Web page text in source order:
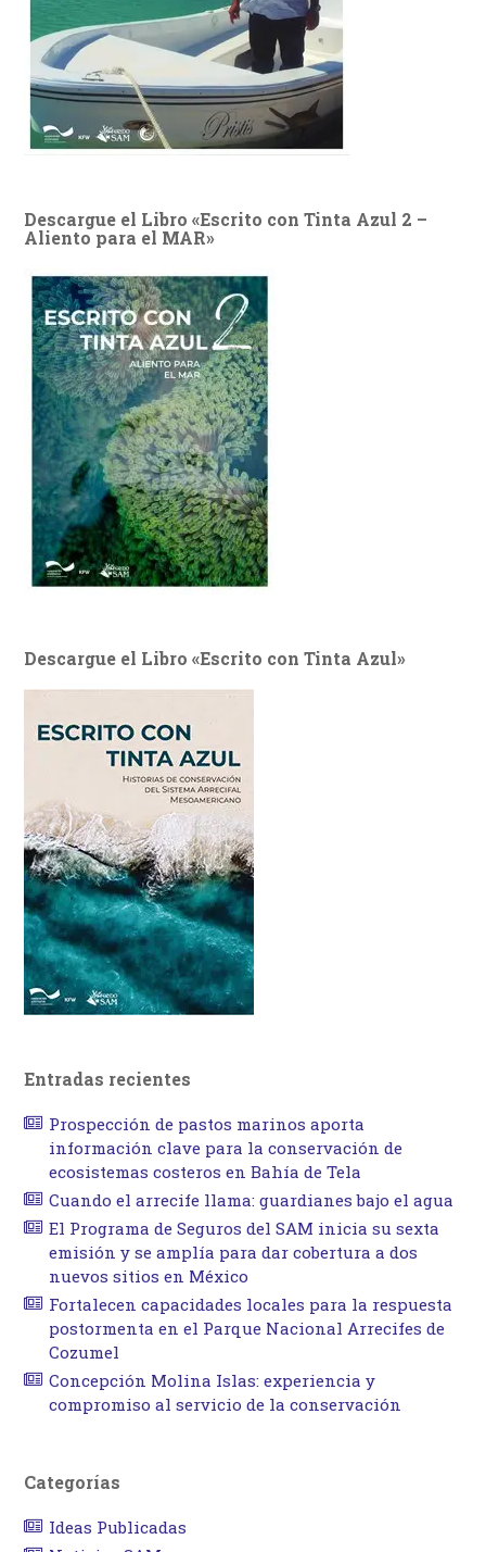
Descargue el Libro «Escrito con Tinta Azul 2 –
Aliento para el MAR»
Descargue el Libro «Escrito con Tinta Azul»
Entradas recientes
Prospección de pastos marinos aporta
información clave para la conservación de
ecosistemas costeros en Bahía de Tela
Cuando el arrecife llama: guardianes bajo el agua
El Programa de Seguros del SAM inicia su sexta
emisión y se amplía para dar cobertura a dos
nuevos sitios en México
Fortalecen capacidades locales para la respuesta
postormenta en el Parque Nacional Arrecifes de
Cozumel
Concepción Molina Islas: experiencia y
compromiso al servicio de la conservación
Categorías
Ideas Publicadas